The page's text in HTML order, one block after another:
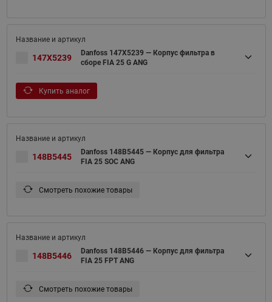
147X5239
Danfoss 147X5239 — Корпус фильтра в
сборе FIA 25 G ANG
Купить аналог
148B5445
Danfoss 148B5445 — Корпус для фильтра
FIA 25 SOC ANG
Смотреть похожие товары
148B5446
Danfoss 148B5446 — Корпус для фильтра
FIA 25 FPT ANG
Смотреть похожие товары